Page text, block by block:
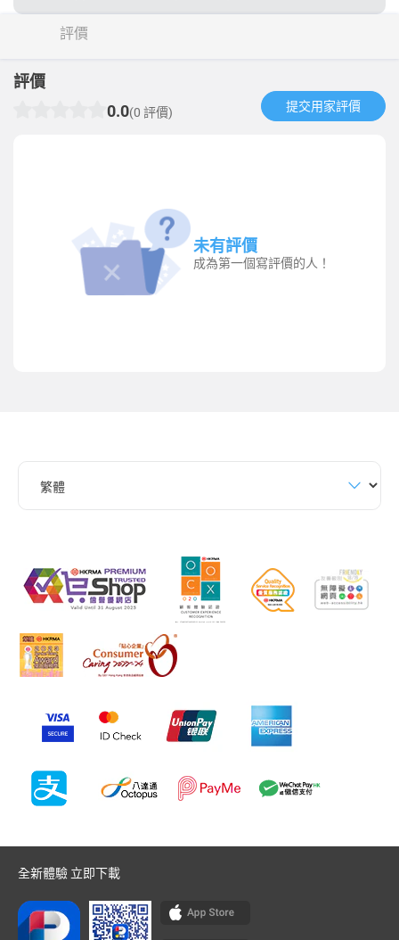
評價
評價
0.0(0 評價) 提交用家評價​
未有評價
成為第一個寫評價的人！
全新體驗 立即下載